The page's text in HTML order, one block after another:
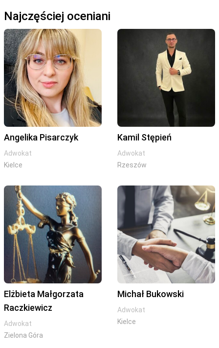
Najczęściej oceniani
Angelika Pisarczyk
Adwokat
Kielce
Kamil Stępień
Adwokat
Rzeszów
Elżbieta Małgorzata
Raczkiewicz
Adwokat
Zielona Góra
Michał Bukowski
Adwokat
Kielce